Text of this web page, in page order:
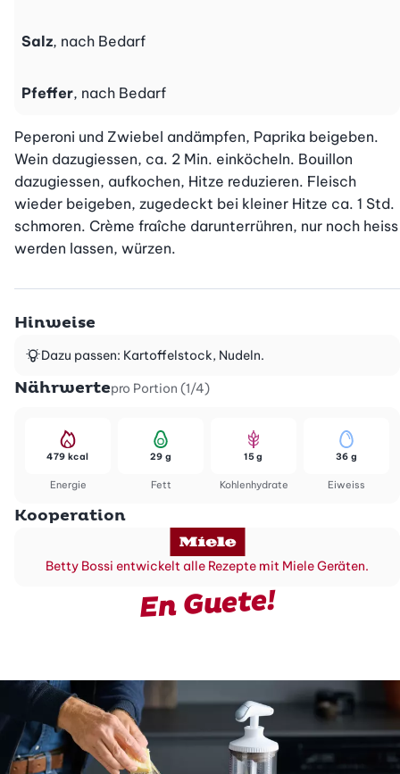
Salz, nach Bedarf
Pfeffer, nach Bedarf
Peperoni und Zwiebel andämpfen, Paprika beigeben.
Wein dazugiessen, ca. 2 Min. einköcheln. Bouillon
dazugiessen, aufkochen, Hitze reduzieren. Fleisch
wieder beigeben, zugedeckt bei kleiner Hitze ca. 1 Std.
schmoren. Crème fraîche darunterrühren, nur noch heiss
werden lassen, würzen.
Hinweise
Dazu passen: Kartoffelstock, Nudeln.
Nährwertepro Portion (1/4)
Energie
479 kcal
Fett
29 g
Kohlenhydrate
15 g
Eiweiss
36 g
Kooperation
Betty Bossi entwickelt alle Rezepte mit Miele Geräten.
En Guete!